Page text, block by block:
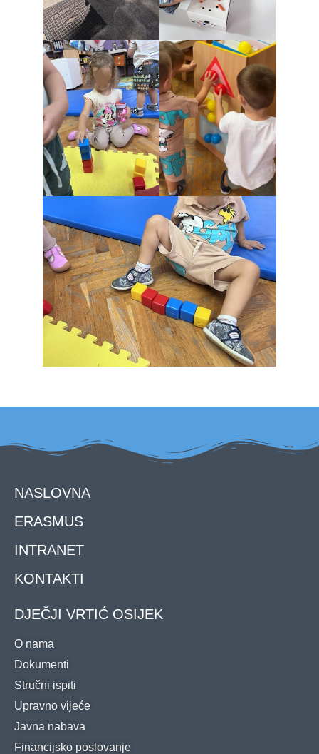
NASLOVNA
ERASMUS
INTRANET
KONTAKTI
DJEČJI VRTIĆ OSIJEK
O nama
Dokumenti
Stručni ispiti
Upravno vijeće
Javna nabava
Financijsko poslovanje